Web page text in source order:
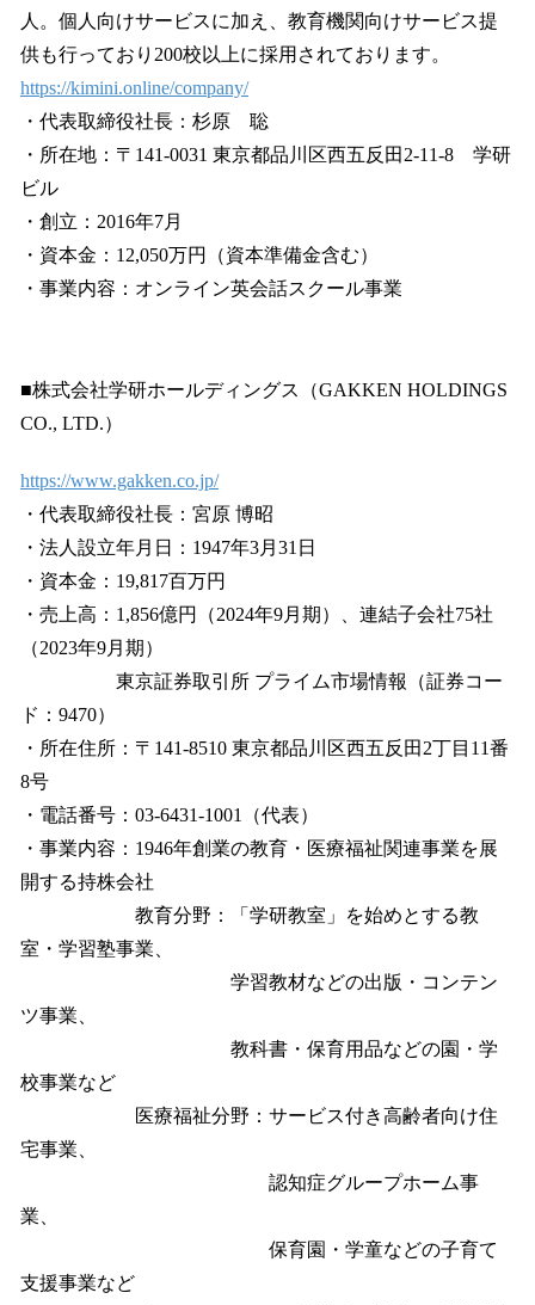
人。個人向けサービスに加え、教育機関向けサービス提
供も行っており200校以上に採用されております。
https://kimini.online/company/
・代表取締役社長：杉原 聡
・所在地：〒141-0031 東京都品川区西五反田2-11-8 学研
ビル
・創立：2016年7月
・資本金：12,050万円（資本準備金含む）
・事業内容：オンライン英会話スクール事業
■株式会社学研ホールディングス（GAKKEN HOLDINGS
CO., LTD.）
https://www.gakken.co.jp/
・代表取締役社長：宮原 博昭
・法人設立年月日：1947年3月31日
・資本金：19,817百万円
・売上高：1,856億円（2024年9月期）、連結子会社75社
（2023年9月期）
東京証券取引所 プライム市場情報（証券コー
ド：9470）
・所在住所：〒141-8510 東京都品川区西五反田2丁目11番
8号
・電話番号：03-6431-1001（代表）
・事業内容：1946年創業の教育・医療福祉関連事業を展
開する持株会社
教育分野：「学研教室」を始めとする教
室・学習塾事業、
学習教材などの出版・コンテン
ツ事業、
教科書・保育用品などの園・学
校事業など
医療福祉分野：サービス付き高齢者向け住
宅事業、
認知症グループホーム事
業、
保育園・学童などの子育て
支援事業など